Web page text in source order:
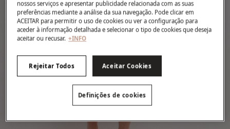
nossos serviços e apresentar publicidade relacionada com as suas
preferências mediante a análise da sua navegação. Pode clicar em
ACEITAR para permitir o uso de cookies ou ver a configuração para
aceder à informação detalhada e selecionar o tipo de cookies que deseja
aceitar ou recusar. +INFO
Rejeitar Todos Aceitar Cookies
Definições de cookies